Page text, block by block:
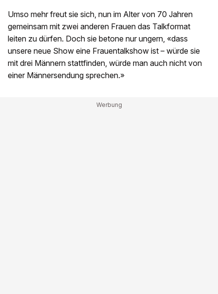
Umso mehr freut sie sich, nun im Alter von 70 Jahren
gemeinsam mit zwei anderen Frauen das Talkformat
leiten zu dürfen. Doch sie betone nur ungern, «dass
unsere neue Show eine Frauentalkshow ist – würde sie
mit drei Männern stattfinden, würde man auch nicht von
einer Männersendung sprechen.»